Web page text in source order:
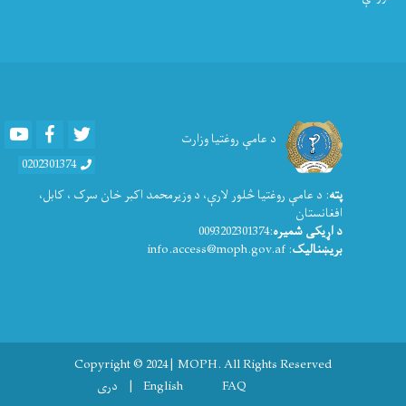
د عامې روغتیا وزارت Youtube Facebook
0202301374
پته: د عامې روغتيا څلور لارې، د وزیرمحمد اکبر خان سرک ، کابل،
افغانستان
د اړیکی شمیره:0093202301374
بریښنالیک: info.access@moph.gov.af
Copyright © 2024 | MOPH. All Rights Reserved
Footer menu
FAQ
English دری